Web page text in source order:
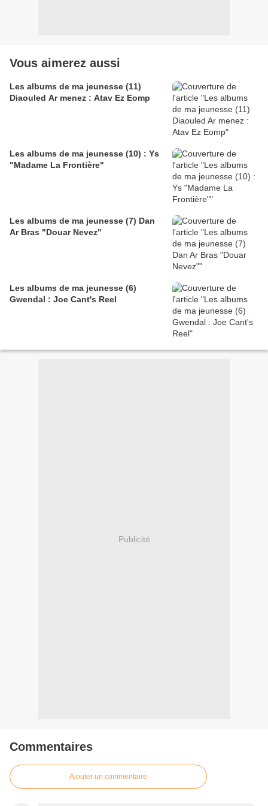
Vous aimerez aussi
Les albums de ma jeunesse (11)
Diaouled Ar menez : Atav Ez Eomp
Les albums de ma jeunesse (10) : Ys
"Madame La Frontière"
Les albums de ma jeunesse (7) Dan
Ar Bras "Douar Nevez"
Les albums de ma jeunesse (6)
Gwendal : Joe Cant's Reel
Publicité
Commentaires
Ajouter un commentaire